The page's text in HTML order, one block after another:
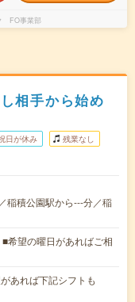
FO事業部
相手から始め
日が休み 残業なし
稲積公園駅から---分／稲
希望の曜日があればご相
あれば下記シフトも